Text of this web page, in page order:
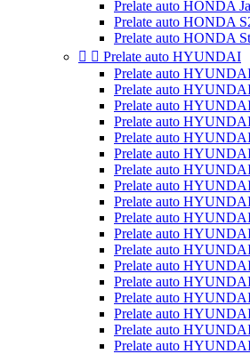
Prelate auto HONDA
Prelate auto HONDA
Prelate auto HONDA
  Prelate auto HYUNDAI
Prelate auto
Prelate auto
Prelate auto
Prelate auto
Prelate auto
Prelate auto
Prelate auto
Prelate auto
Prelate auto
Prelate auto
Prelate auto
Prelate auto
Prelate auto
Prelate auto
Prelate auto
Prelate auto
Prelate auto
Prelate auto